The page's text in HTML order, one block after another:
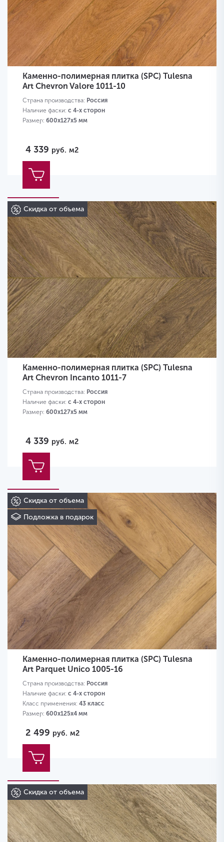
Каменно-полимерная плитка (SPC) Tulesna
Art Chevron Valore 1011-10
Страна производства: Россия
Наличие фаски: с 4-х сторон
Размер: 600х127х5 мм
4 339 руб. м2
Скидка от объема
Каменно-полимерная плитка (SPC) Tulesna
Art Chevron Incanto 1011-7
Страна производства: Россия
Наличие фаски: с 4-х сторон
Размер: 600х127х5 мм
4 339 руб. м2
Скидка от объема
Подложка в подарок
Каменно-полимерная плитка (SPC) Tulesna
Art Parquet Unico 1005-16
Страна производства: Россия
Наличие фаски: с 4-х сторон
Класс применения: 43 класс
Размер: 600х125х4 мм
2 499 руб. м2
Скидка от объема